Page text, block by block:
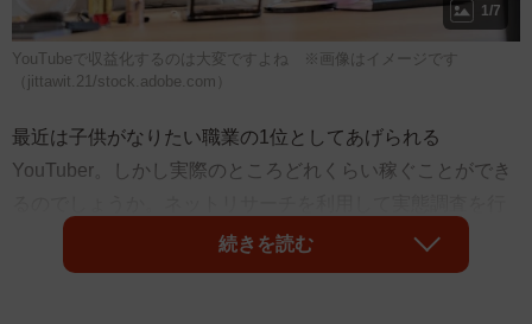
1/7
YouTubeで収益化するのは大変ですよね ※画像はイメージです
（jittawit.21/stock.adobe.com）
最近は子供がなりたい職業の1位としてあげられる
YouTuber。しかし実際のところどれくらい稼ぐことができ
なったところ、YouTuberの平均月収は「5000円～1万円未
満」が最多ということが分かったそうです。また、「30万
続きを読む